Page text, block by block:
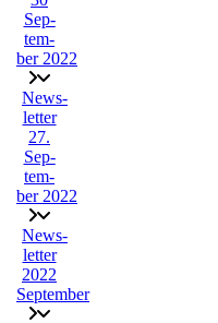
Sep­
tem­
ber 2022
News­
let­ter
27.
Sep­
tem­
ber 2022
News­
let­ter
2022
September